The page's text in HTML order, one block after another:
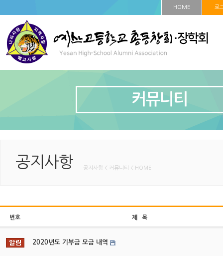
HOME 로
커뮤니티
공지사항 공지사항 < 커뮤니티 < HOME
번호 제 목
2020년도 기부금 모금 내역